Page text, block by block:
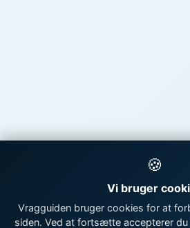
🍪
Vi bruger
Vragguiden bruger cookies for at
siden. Ved at fortsætte accepterer